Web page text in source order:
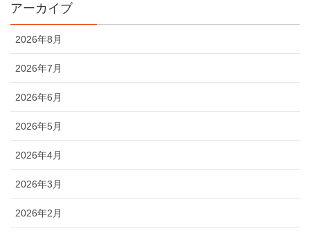
アーカイブ
2026年8月
2026年7月
2026年6月
2026年5月
2026年4月
2026年3月
2026年2月